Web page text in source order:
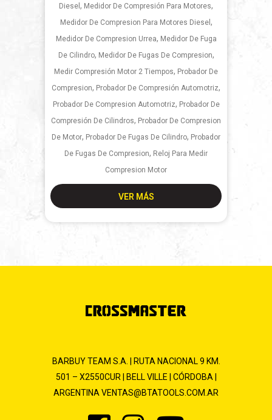
Diesel , Medidor De Compresión Para Motores,
Medidor De Compresion Para Motores Diesel ,
Medidor De Compresion Urrea, Medidor De Fuga
De Cilindro, Medidor De Fugas De Compresion,
Medir Compresión Motor 2 Tiempos, Probador De
Compresion, Probador De Compresión Automotriz,
Probador De Compresion Automotriz, Probador De
Compresión De Cilindros, Probador De Compresion
De Motor, Probador De Fugas De Cilindro, Probador
De Fugas De Compresion, Reloj Para Medir
Compresion Motor
VER MÁS
BARBUY TEAM S.A. | RUTA NACIONAL 9 KM.
501 – X2550CUR | BELL VILLE | CÓRDOBA |
ARGENTINA VENTAS@BTATOOLS.COM.AR